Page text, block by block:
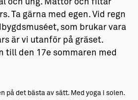
och ung. Mattor och filtar
Ta gärna med egen. Vid regn
som brukar vara
är vi utanför på gräset.
till den 17e sommaren med
på det bästa av sätt. Med yoga i solen.